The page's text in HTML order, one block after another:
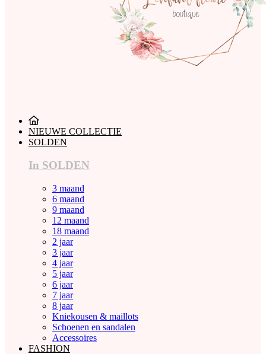
NIEUWE COLLECTIE
SOLDEN
In SOLDEN
3 maand
6 maand
9 maand
12 maand
18 maand
2 jaar
3 jaar
4 jaar
5 jaar
6 jaar
7 jaar
8 jaar
Kniekousen & maillots
Schoenen en sandalen
Accessoires
FASHION